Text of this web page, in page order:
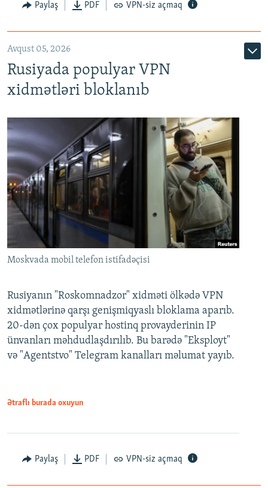
Paylaş PDF VPN-siz açmaq
Avqust 05, 2026
Rusiyada populyar VPN
xidmətləri bloklanıb
Moskvada mobil telefon istifadəçisi
Rusiyanın "Roskomnadzor" xidməti ölkədə VPN
xidmətlərinə qarşı genişmiqyaslı bloklama aparıb.
20-dən çox populyar hostinq provayderinin IP
ünvanları məhdudlaşdırılıb. Bu barədə "Eksployt"
və "Agentstvo" Telegram kanalları məlumat yayıb.
Ətraflı burada oxuyun
Paylaş PDF VPN-siz açmaq